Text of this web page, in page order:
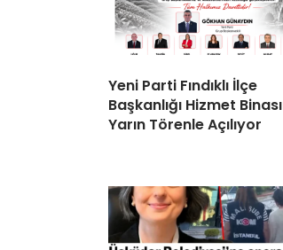
Yeni Parti Fındıklı İlçe
Başkanlığı Hizmet Binası
Yarın Törenle Açılıyor